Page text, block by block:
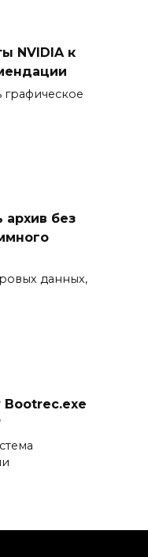
NVIDIA к
архив без
данных,
Bootrec.exe